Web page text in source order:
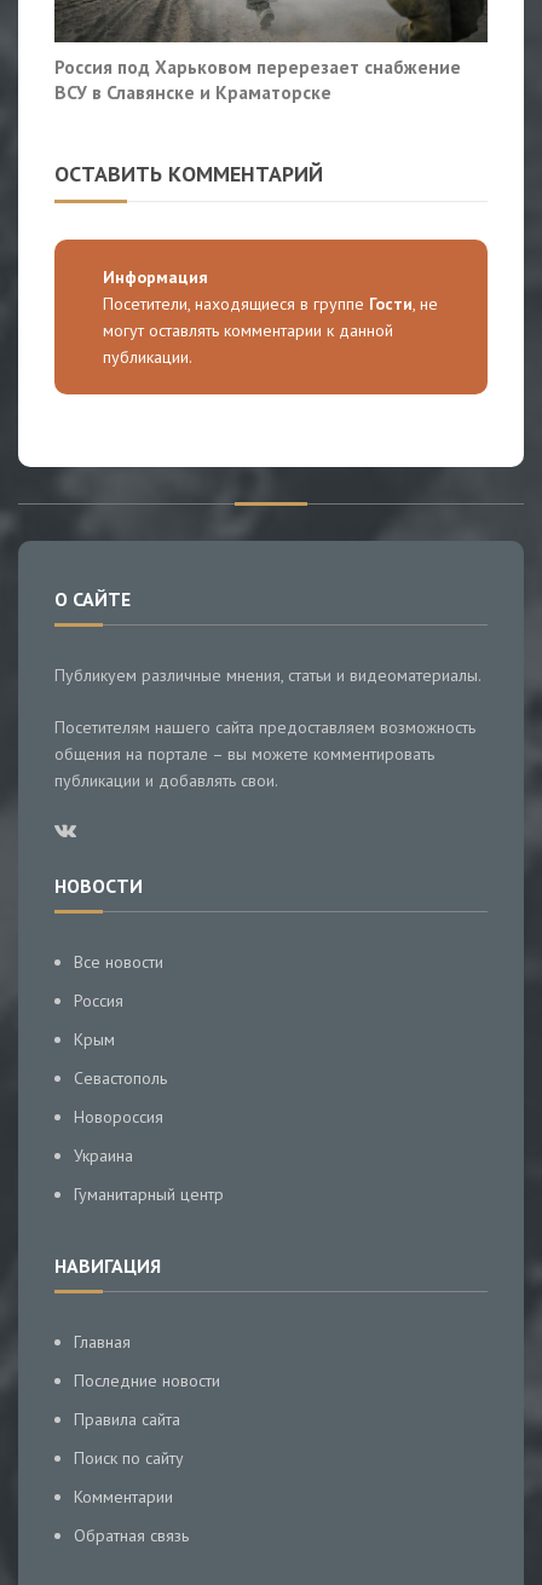
Россия под Харьковом перерезает снабжение
ВСУ в Славянске и Краматорске
ОСТАВИТЬ КОММЕНТАРИЙ
Информация
Посетители, находящиеся в группе Гости, не
могут оставлять комментарии к данной
публикации.
О САЙТЕ
Публикуем различные мнения, статьи и видеоматериалы.
Посетителям нашего сайта предоставляем возможность
общения на портале – вы можете комментировать
публикации и добавлять свои.
НОВОСТИ
Все новости
Россия
Крым
Севастополь
Новороссия
Украина
Гуманитарный центр
НАВИГАЦИЯ
Главная
Последние новости
Правила сайта
Поиск по сайту
Комментарии
Обратная связь